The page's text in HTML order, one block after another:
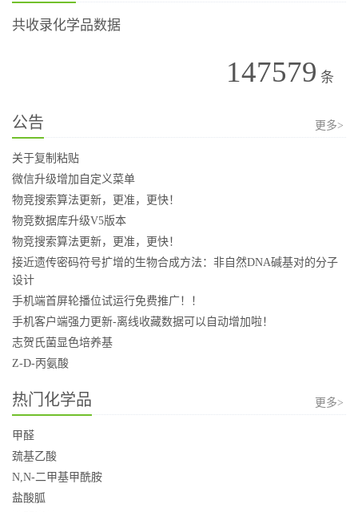
共收录化学品数据
147579 条
公告 更多>
关于复制粘贴
微信升级增加自定义菜单
物竞搜索算法更新，更准，更快！
物竞数据库升级V5版本
物竞搜索算法更新，更准，更快！
接近遗传密码符号扩增的生物合成方法：非自然DNA碱基对的分子
设计
手机端首屏轮播位试运行免费推广！！
手机客户端强力更新-离线收藏数据可以自动增加啦！
志贺氏菌显色培养基
Z-D-丙氨酸
热门化学品 更多>
甲醛
巯基乙酸
N,N-二甲基甲酰胺
盐酸胍